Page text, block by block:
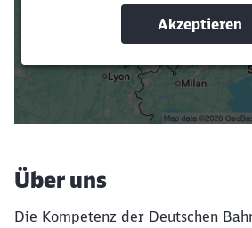
Suchbegriffe
Filter setzen
Über uns
Die Kompetenz der Deutschen